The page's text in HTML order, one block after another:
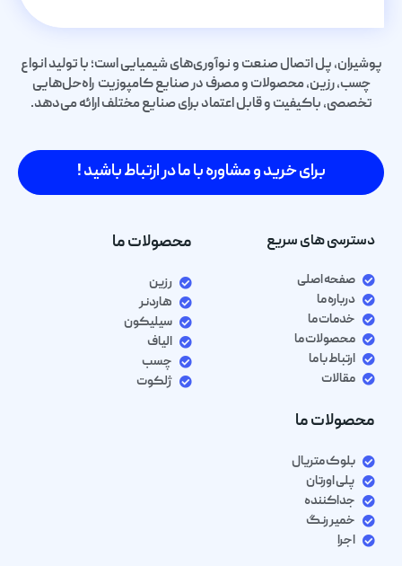
پوشیران، پل اتصال صنعت و نوآوری‌های شیمیایی است؛ با تولید انواع
چسب، رزین، محصولات و مصرف در صنایع کامپوزیت راه‌حل‌هایی
تخصصی، باکیفیت و قابل اعتماد برای صنایع مختلف ارائه می‌دهد.
برای خرید و مشاوره با ما در ارتباط باشید !
دسترسی های سریع
صفحه اصلی
درباره ما
خدمات ما
محصولات ما
ارتباط با ما
مقالات
محصولات ما
رزین
هاردنر
سیلیکون
الیاف
چسب
ژلکوت
محصولات ما
بلوک متریال
پلی اورتان
جداکننده
خمیر رنگ
اجرا